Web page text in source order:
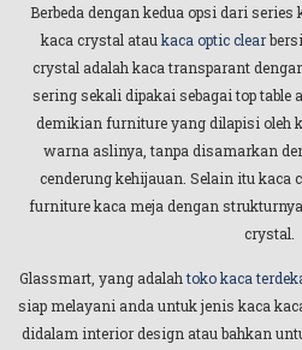
Berbeda dengan kedua opsi dari series
kaca crystal atau kaca optic clear
crystal adalah kaca transparant
sering sekali dipakai sebagai top table
demikian furniture yang dilapisi oleh
warna aslinya, tanpa disamarkan
cenderung kehijauan. Selain itu kaca
furniture kaca meja dengan
crystal.
Glassmart, yang adalahtoko kaca
siap melayani anda untuk jenis kaca
didalam interior design atau bahkan